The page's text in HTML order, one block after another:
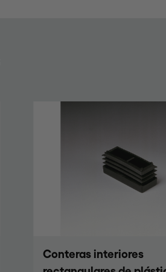
Conteras exteriores